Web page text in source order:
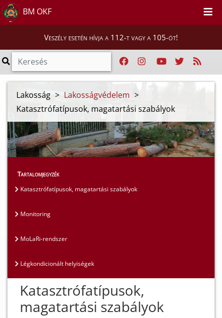
BM OKF
Veszély esetén hívja a 112-t vagy a 105-öt!
Lakosság > Lakosságvédelem >
Katasztrófatípusok, magatartási szabályok
Tartalomjegyzék
Katasztrófatípusok, magatartási szabályok
Monitoring
MoLaRi-rendszer
Légkondicionált helyiségek
Katasztrófatípusok,
magatartási szabályok